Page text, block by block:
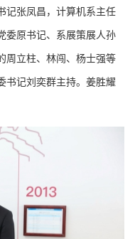
记张凤昌，计算机系主任
委原书记、系展策展人孙
周立柱、林闯、杨士强等
书记刘奕群主持。姜胜耀